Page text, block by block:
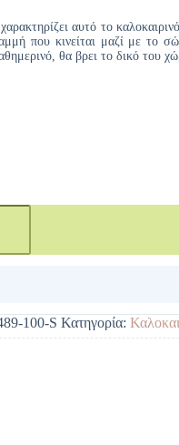
αυτό το
που κινείται μαζί με το
θα βρει το δικό του
100-S Κατηγορία: